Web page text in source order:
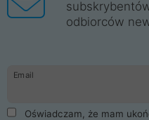
odbiorców
Email
Oświadczam, że mam